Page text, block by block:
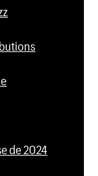
de 2024